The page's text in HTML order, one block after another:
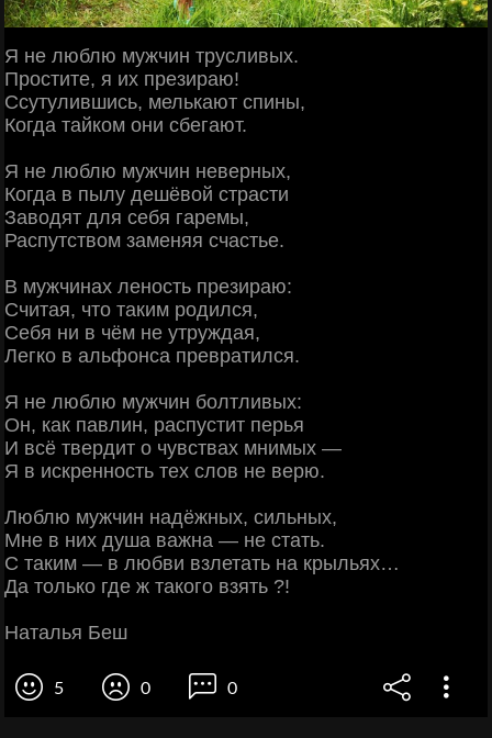
Я не люблю мужчин трусливых.
Простите, я их презираю!
Ссутулившись, мелькают спины,
Когда тайком они сбегают.
Я не люблю мужчин неверных,
Когда в пылу дешёвой страсти
Заводят для себя гаремы,
Распутством заменяя счастье.
В мужчинах леность презираю:
Считая, что таким родился,
Себя ни в чём не утруждая,
Легко в альфонса превратился.
Я не люблю мужчин болтливых:
Он, как павлин, распустит перья
И всё твердит о чувствах мнимых —
Я в искренность тех слов не верю.
Люблю мужчин надёжных, сильных,
Мне в них душа важна — не стать.
С таким — в любви взлетать на крыльях…
Да только где ж такого взять ?!
Наталья Беш
5 0 0